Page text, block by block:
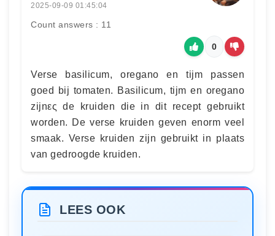
2025-09-09 01:45:04
Count answers : 11
0
Verse basilicum, oregano en tijm passen
goed bij tomaten. Basilicum, tijm en oregano
zijnες de kruiden die in dit recept gebruikt
worden. De verse kruiden geven enorm veel
smaak. Verse kruiden zijn gebruikt in plaats
van gedroogde kruiden.
LEES OOK